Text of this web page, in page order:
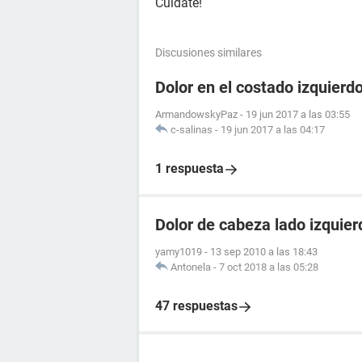
Discusiones similares
Dolor en el costado
ArmandowskyPaz - 19 jun 2017 a las 03:55
c-salinas - 19 jun 2017 a las 04:17
1 respuesta
Dolor de cabeza lado
yamy1019 - 13 sep 2010 a las 18:43
Antonela - 7 oct 2018 a las 05:28
47 respuestas